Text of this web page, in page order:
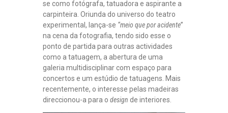
se como fotógrafa, tatuadora e aspirante a
carpinteira. Oriunda do universo do teatro
experimental, lança-se “meio que por acidente”
na cena da fotografia, tendo sido esse o
ponto de partida para outras actividades
como a tatuagem, a abertura de uma
galeria multidisciplinar com espaço para
concertos e um estúdio de tatuagens. Mais
recentemente, o interesse pelas madeiras
direccionou-a para o design de interiores.